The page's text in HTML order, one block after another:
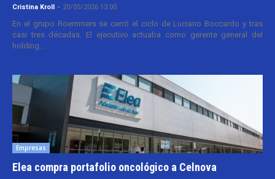
Cristina Kroll - 20/05/2026 13:00
En el grupo Roemmers se cerró el ciclo de Luciano Boccardo y tras
casi tres décadas. El ejecutivo actuaba como gerente general del
holding...
Empresas
Elea compra portafolio oncológico a Celnova